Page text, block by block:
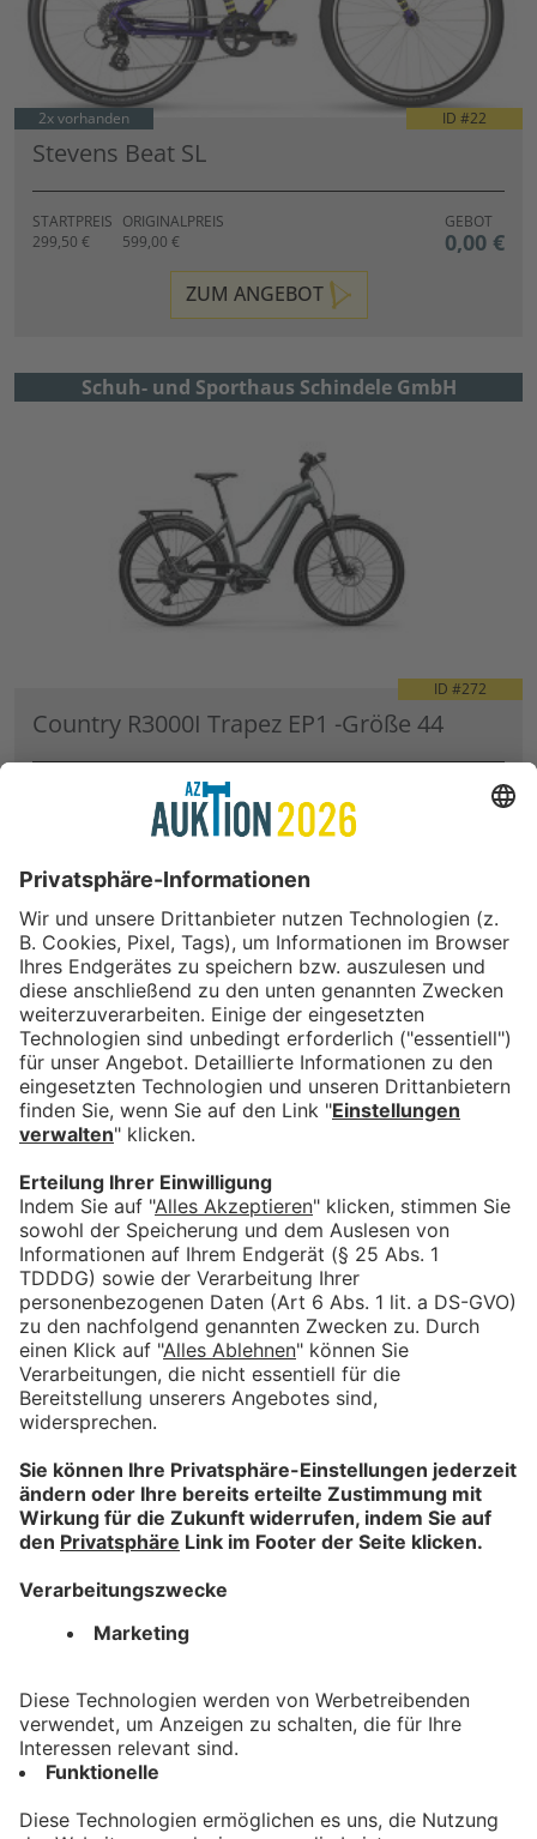
ID #22
2x vorhanden
Stevens Beat SL
STARTPREIS
299,50 €
ORIGINALPREIS
599,00 €
GEBOT
0,00 €
ZUM ANGEBOT
Schuh- und Sporthaus Schindele GmbH
ID #272
Country R3000I Trapez EP1 -Größe 44
ORIGINALPREIS
4.699,00 €
2.349,50 €
ZUM ANGEBOT
MEHR ANGEBOTE LADEN
In Kooperation mit
Für Anbieter
Mitmachen lohnt sich!
Machen Sie mit tollen Angeboten auf sich aufmerksam.
Hier mehr erfahren.
Information
Datenschutz
Nützliches